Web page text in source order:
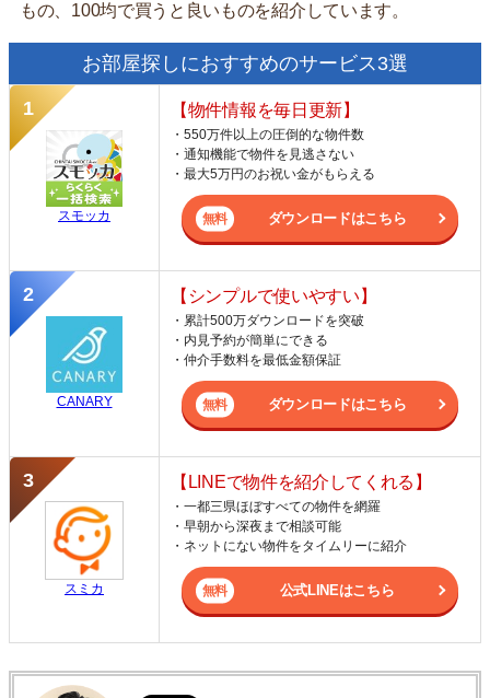
もの、100均で買うと良いものを紹介しています。
お部屋探しにおすすめのサービス3選
スモッカ
【物件情報を毎日更新】
・550万件以上の圧倒的な物件数
・通知機能で物件を見逃さない
・最大5万円のお祝い金がもらえる
ダウンロードはこちら
CANARY
【シンプルで使いやすい】
・累計500万ダウンロードを突破
・内見予約が簡単にできる
・仲介手数料を最低金額保証
ダウンロードはこちら
スミカ
【LINEで物件を紹介してくれる】
・一都三県ほぼすべての物件を網羅
・早朝から深夜まで相談可能
・ネットにない物件をタイムリーに紹介
公式LINEはこちら